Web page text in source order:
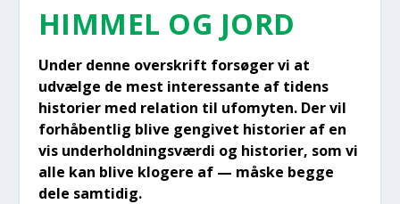
HIM­MEL OG JORD
Under den­ne over­skrift for­sø­ger vi at
udvæl­ge de mest inter­es­san­te af tidens
histo­ri­er med rela­tion til ufo­myten. Der vil
for­hå­bent­lig bli­ve gen­gi­vet histo­ri­er af en
vis under­hold­nings­vær­di og histo­ri­er, som vi
alle kan bli­ve klo­ge­re af — måske beg­ge
dele sam­ti­dig.